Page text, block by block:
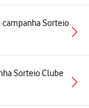
campanha Sorteio
Sorteio Clube